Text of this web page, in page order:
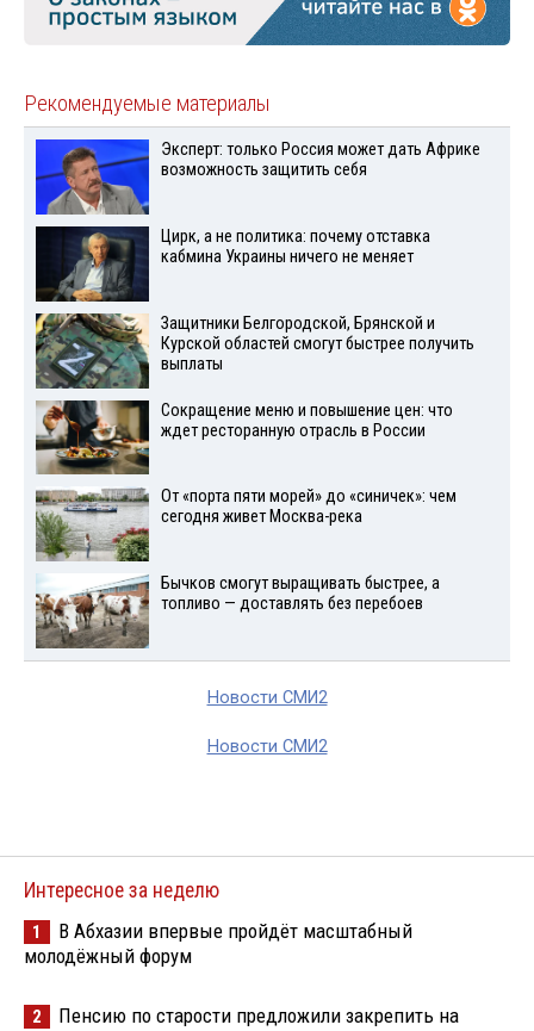
Рекомендуемые материалы
Эксперт: только Россия может дать Африке
возможность защитить себя
Цирк, а не политика: почему отставка
кабмина Украины ничего не меняет
Защитники Белгородской, Брянской и
Курской областей смогут быстрее получить
выплаты
Сокращение меню и повышение цен: что
ждет ресторанную отрасль в России
От «порта пяти морей» до «синичек»: чем
сегодня живет Москва-река
Бычков смогут выращивать быстрее, а
топливо — доставлять без перебоев
Новости СМИ2
Новости СМИ2
Интересное за неделю
1
В Абхазии впервые пройдёт масштабный
молодёжный форум
2
Пенсию по старости предложили закрепить на